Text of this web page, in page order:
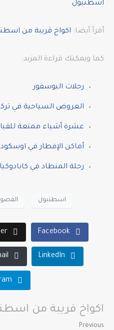
اسطنبول.
أقرأ أيضا: اكواخ قريبة من
كما ويمكنك قراءة المزيد:
رحلات البوسفور
العروض السياحية في
عشرة أشياء ممتعة
أماكن الإفطار في اوسكودار
رحلة المنطاد في
اسطنبول
Facebook
LinkedIn
اكواخ قريبة من
Previous